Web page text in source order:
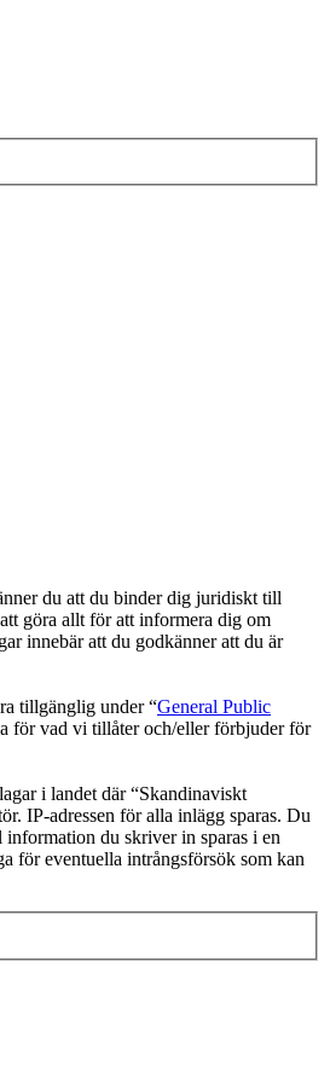
du att du binder dig juridiskt till
göra allt för att informera dig om
innebär att du godkänner att du är
tillgänglig under “General Public
för vad vi tillåter och/eller förbjuder för
i landet där “Skandinaviskt
IP-adressen för alla inlägg sparas. Du
du skriver in sparas i en
för eventuella intrångsförsök som kan